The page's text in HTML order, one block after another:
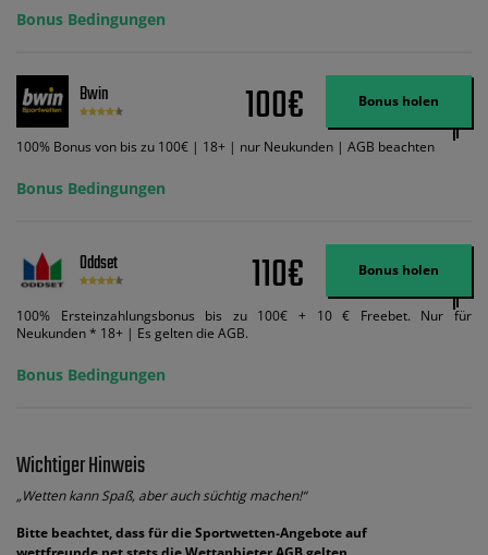
ein und wir geben Ihnen die entsprechende qualifizierende Einzahlung in
Wett-Credits, wenn Sie qualifizierende Wetten im gleichen Wert platzieren
Wett-Credits aus. Es gelten die AGB, Zeitlimits und Ausnahmen. Der Bonus-
Code VIPANGEBOT kann während der Anmeldung benutzt werden, jedoch
ändert dies den Angebotsbetrag in keinster Weise.
Bonus Bedingungen
Bwin 100€ Bonus holen
100% Bonus von bis zu 100€ | 18+ | nur Neukunden | AGB beachten
Bonus Bedingungen
Oddset 110€ Bonus holen
100% Ersteinzahlungsbonus bis zu 100€ + 10 € Freebet. Nur für
Neukunden * 18+ | Es gelten die AGB.
Bonus Bedingungen
Wichtiger Hinweis
„Wetten kann Spaß, aber auch süchtig machen!“
Bitte beachtet, dass für die Sportwetten-Angebote auf